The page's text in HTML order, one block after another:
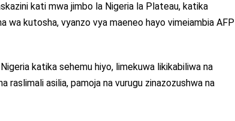
kati mwa jimbo la Nigeria la Plateau, katika
wa kutosha, vyanzo vya maeneo hayo vimeiambia AFP
katika sehemu hiyo, limekuwa likikabiliwa na
raslimali asilia, pamoja na vurugu zinazozushwa na